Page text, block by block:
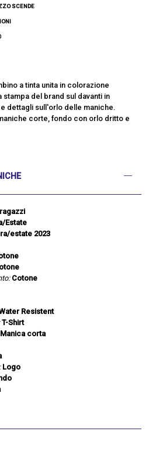
SCENDE
a tinta unita in colorazione
del brand sul davanti in
dettagli sull'orlo delle maniche.
corte, fondo con orlo dritto e
Estate
estate 2023
Cotone
Resistent
T-Shirt
Manica corta
Logo